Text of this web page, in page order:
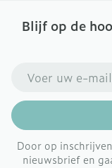
Blijf op de
Door op
nieuwsbrief en